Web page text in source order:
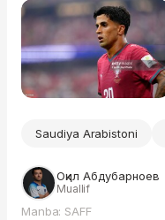
Saudiya Arabistoni
Оқил Абдубарноев
Muallif
Manba: SAFF